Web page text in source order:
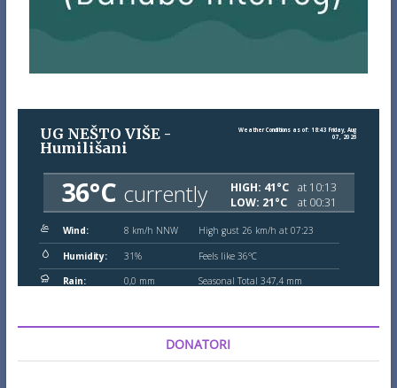
DONATORI